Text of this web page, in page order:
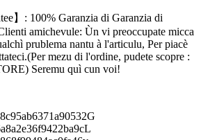
】: 100% Garanzia di Garanzia di
amichevule: Ùn vi preoccupate micca
prublema nantu à l'articulu, Per piacè
mezu di l'ordine, pudete scopre :
Seremu quì cun voi!